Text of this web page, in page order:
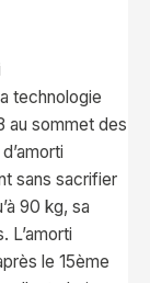
technologie
au sommet des
sans sacrifier
90 kg, sa
L’amorti
le 15ème